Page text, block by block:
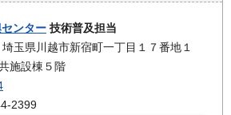
ンター 技術普及担当
玉県川越市新宿町一丁目１７番地１
施設棟５階
2399